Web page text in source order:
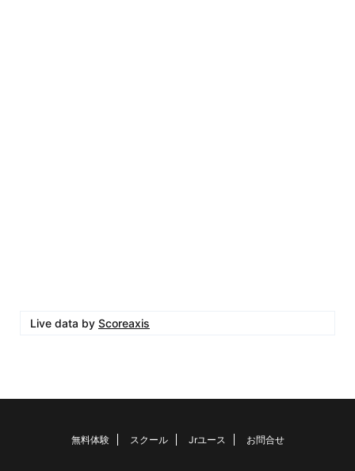
Live data by Scoreaxis
無料体験 スクール Jrユース お問合せ